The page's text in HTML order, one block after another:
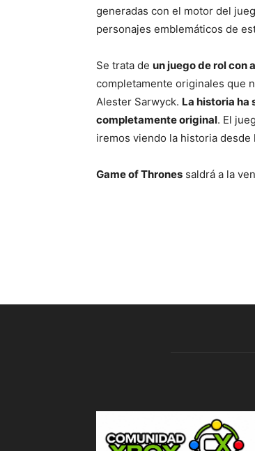
generadas con el motor del
personajes emblemáticos de
Se trata de un juego de rol con
completamente originales que
Alester Sarwyck. La historia ha
completamente original. El
iremos viendo la historia
Game of Thrones saldrá a la